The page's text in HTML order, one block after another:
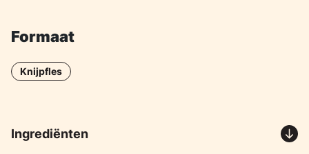
Formaat
Knijpfles
Ingrediënten